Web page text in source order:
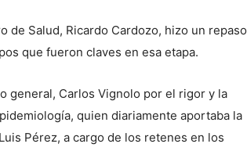
de Salud, Ricardo Cardozo, hizo un repaso
que fueron claves en esa etapa.
general, Carlos Vignolo por el rigor y la
quien diariamente aportaba la
Pérez, a cargo de los retenes en los